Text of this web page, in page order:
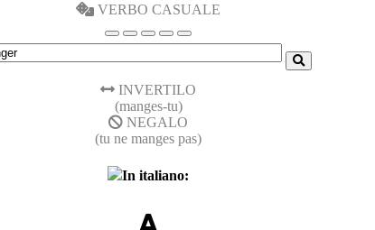
VERBO CASUALE
INVERTILO
(manges-tu)
NEGALO
(tu ne manges pas)
In italiano: